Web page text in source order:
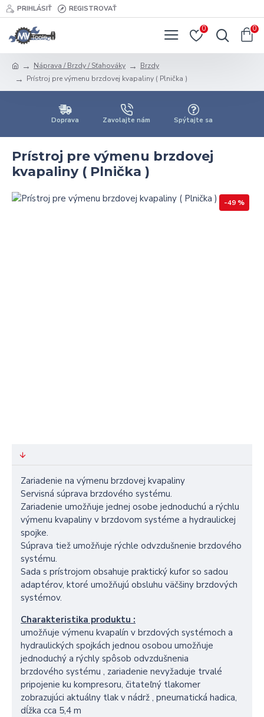
PRIHLÁSIŤ REGISTROVAŤ
0 0
Náprava / Brzdy / Sťahováky
Brzdy
Prístroj pre výmenu brzdovej kvapaliny ( Plnička )
Doprava Zavolajte nám Spýtajte sa
Prístroj pre výmenu brzdovej
kvapaliny ( Plnička )
-49 %
Zariadenie na výmenu brzdovej kvapaliny
Servisná súprava brzdového systému.
Zariadenie umožňuje jednej osobe jednoduchú a rýchlu
výmenu kvapaliny v brzdovom systéme a hydraulickej
spojke.
Súprava tiež umožňuje rýchle odvzdušnenie brzdového
systému.
Sada s prístrojom obsahuje praktický kufor so sadou
adaptérov, ktoré umožňujú obsluhu väčšiny brzdových
systémov.
Charakteristika produktu :
umožňuje výmenu kvapalín v brzdových systémoch a
hydraulických spojkách jednou osobou umožňuje
jednoduchý a rýchly spôsob odvzdušnenia
brzdového systému , zariadenie nevyžaduje trvalé
pripojenie ku kompresoru, čitateľný tlakomer
zobrazujúci aktuálny tlak v nádrž , pneumatická hadica,
dĺžka cca 5,4 m